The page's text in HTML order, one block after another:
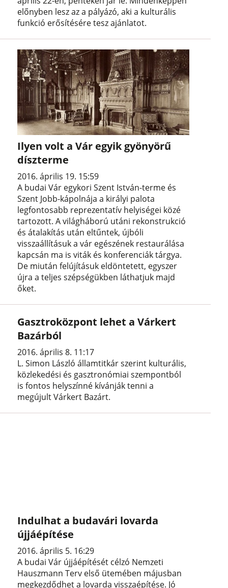
előnyben lesz az a pályázó, aki a kulturális
funkció erősítésére tesz ajánlatot.
Ilyen volt a Vár egyik gyönyörű
díszterme
2016. április 19. 15:59
A budai Vár egykori Szent István-terme és
Szent Jobb-kápolnája a királyi palota
legfontosabb reprezentatív helyiségei közé
tartozott. A világháború utáni rekonstrukció
és átalakítás után eltűntek, újbóli
visszaállításuk a vár egészének restaurálása
kapcsán ma is viták és konferenciák tárgya.
De miután felújításuk eldöntetett, egyszer
újra a teljes szépségükben láthatjuk majd
őket.
Gasztroközpont lehet a Várkert
Bazárból
2016. április 8. 11:17
L. Simon László államtitkár szerint kulturális,
közlekedési és gasztronómiai szempontból
is fontos helyszínné kívánják tenni a
megújult Várkert Bazárt.
Indulhat a budavári lovarda
újjáépítése
2016. április 5. 16:29
A budai Vár újjáépítését célzó Nemzeti
Hauszmann Terv első ütemében májusban
megkezdődhet a lovarda visszaépítése. Jó